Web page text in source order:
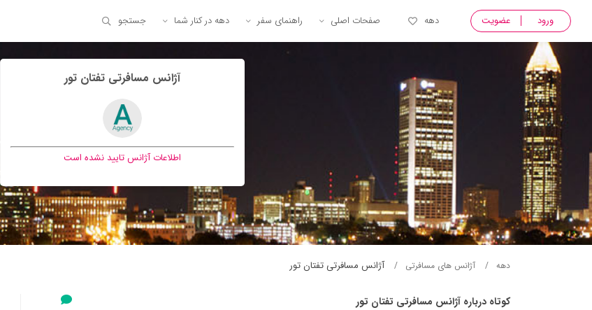
ورود عضویت دهه صفحات اصلی راهنمای سفر دهه در کنار شما جستجو
آژانس مسافرتی تفتان تور
اطلاعات آژانس تایید نشده است
دهه آژانس های مسافرتی آژانس مسافرتی تفتان تور
کوتاه درباره آژانس مسافرتی تفتان تور